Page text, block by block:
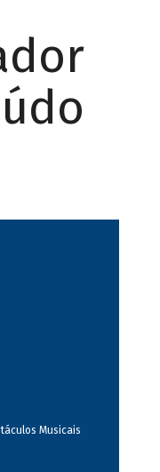
Musicais